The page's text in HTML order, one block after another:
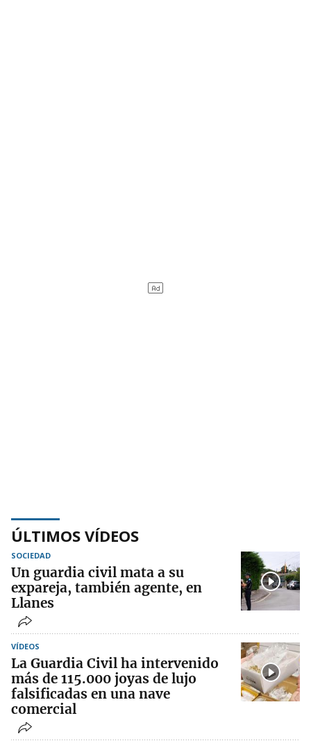
ÚLTIMOS VÍDEOS
SOCIEDAD
Un guardia civil mata a su
expareja, también agente, en
Llanes
VÍDEOS
La Guardia Civil ha intervenido
más de 115.000 joyas de lujo
falsificadas en una nave
comercial